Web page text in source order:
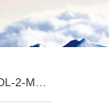
hydrochlor...